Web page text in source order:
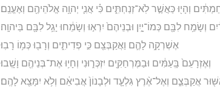
וְהָי֖וּ כַּאֲשֶׁ֣ר לֹֽא־זְנַחְתִּ֑ים כִּ֗י אֲנִ֛י יְהוָ֥ה אֱלֹהֵיהֶ֖ם וְאֶעֱנֵֽם׃
וְשָׂמַ֥ח לִבָּ֖ם כְּמוֹ־יָ֑יִן וּבְנֵיהֶם֙ יִרְא֣וּ וְשָׂמֵ֔חוּ יָגֵ֥ל לִבָּ֖ם בַּיהוָֽה׃
אֶשְׁרְקָ֥ה לָהֶ֛ם וַאֲקַבְּצֵ֖ם כִּ֣י פְדִיתִ֑ים וְרָב֖וּ כְּמ֥וֹ רָבֽוּ׃
וְאֶזְרָעֵם֙ בָּֽעַמִּ֔ים וּבַמֶּרְחַקִּ֖ים יִזְכְּר֑וּנִי וְחָי֥וּ אֶת־בְּנֵיהֶ֖ם וָשָֽׁבוּ׃
אֲקַבְּצֵ֑ם וְאֶל־אֶ֨רֶץ גִּלְעָ֤ד וּלְבָנוֹן֙ אֲבִיאֵ֔ם וְלֹ֥א יִמָּצֵ֖א לָהֶֽם׃